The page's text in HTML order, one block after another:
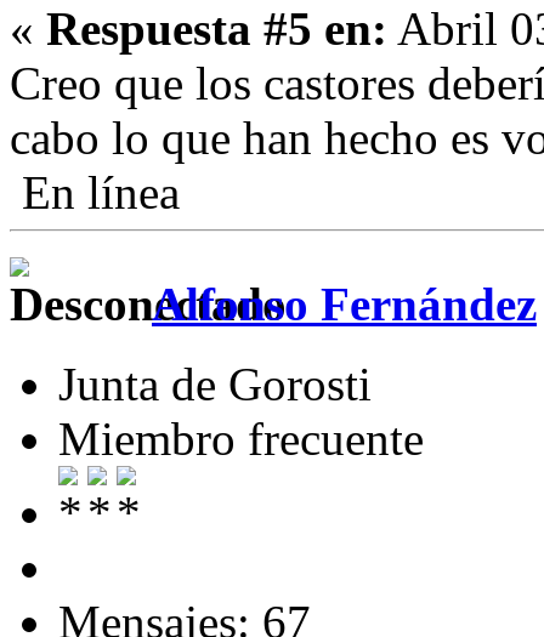
« Respuesta #5 en: Abril
Creo que los castores
cabo lo que han hecho es
En línea
Alfonso Fernández
Junta de Gorosti
Miembro frecuente
Mensajes: 67